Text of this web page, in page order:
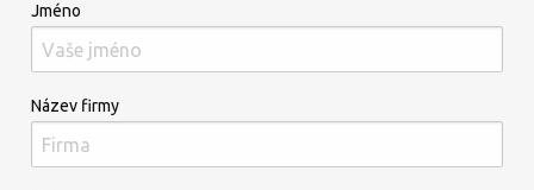
Jméno
Název firmy